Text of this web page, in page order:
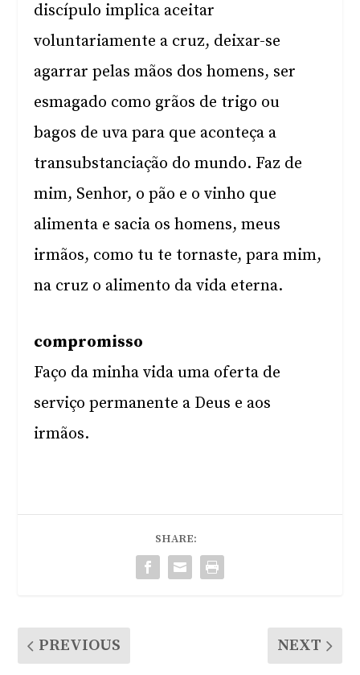
discípulo implica aceitar
voluntariamente a cruz, deixar-se
agarrar pelas mãos dos homens, ser
esmagado como grãos de trigo ou
bagos de uva para que aconteça a
transubstanciação do mundo. Faz de
mim, Senhor, o pão e o vinho que
alimenta e sacia os homens, meus
irmãos, como tu te tornaste, para mim,
na cruz o alimento da vida eterna.
compromisso
Faço da minha vida uma oferta de
serviço permanente a Deus e aos
irmãos.
SHARE:
PREVIOUS
NEXT